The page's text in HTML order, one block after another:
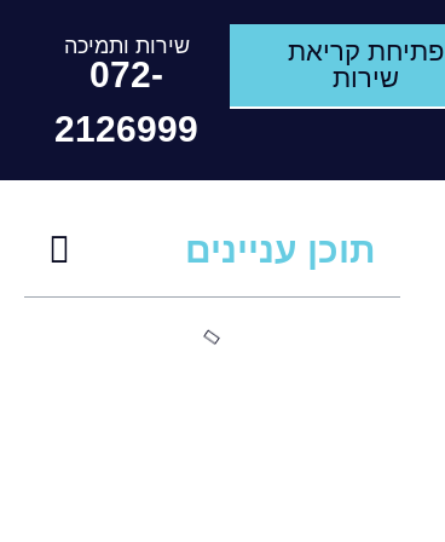
פתיחת קריאת
שירות
שירות ותמיכה
072-
2126999
תוכן עניינים